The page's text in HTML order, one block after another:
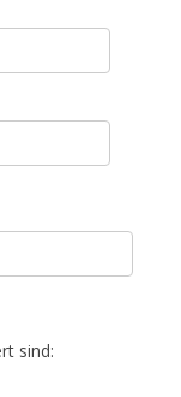
sind: